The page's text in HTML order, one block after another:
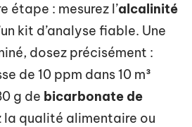
étape : mesurez l’alcalinité
kit d’analyse fiable. Une
dosez précisément :
de 10 ppm dans 10 m³
g de bicarbonate de
la qualité alimentaire ou